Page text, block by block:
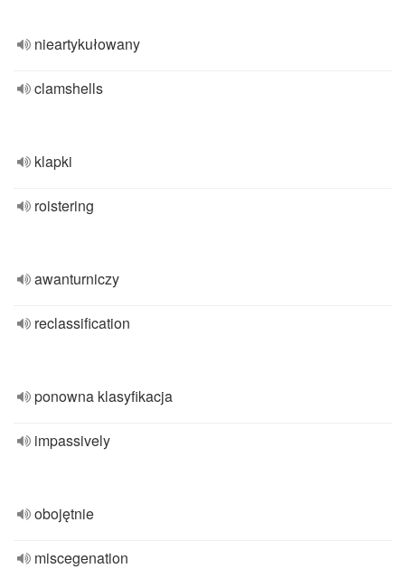
nieartykułowany
clamshells
klapki
roistering
awanturniczy
reclassification
ponowna klasyfikacja
impassively
obojętnie
miscegenation